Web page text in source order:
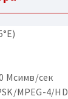
Мсимв/сек
MPEG-4/HD